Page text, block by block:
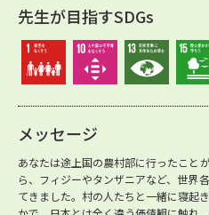
先生が目指すSDGs
メッセージ
あなたは途上国の農村部に行ったこと
ら、フィジーやタンザニアなど、世界
てきました。村の人たちと一緒に寝起